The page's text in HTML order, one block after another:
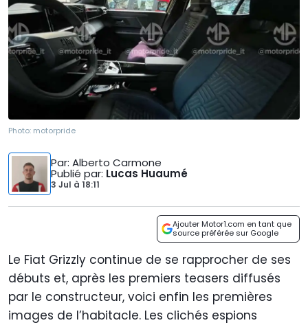
Photo: motorpride
Par: Alberto Carmone
Publié par: Lucas Huaumé
3 Jul à 18:11
Ajouter Motor1.com en tant que
source préférée sur Google
Le Fiat Grizzly continue de se rapprocher de ses
débuts et, après les premiers teasers diffusés
par le constructeur, voici enfin les premières
images de l’habitacle. Les clichés espions